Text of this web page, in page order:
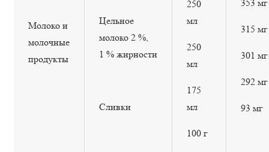
Молоко и
молочные
продукты
Цельное
молоко 2 %,
1 % жирности
Сливки
250
мл
250
мл
175
мл
100 г
353 мг
315 мг
301 мг
292 мг
93 мг